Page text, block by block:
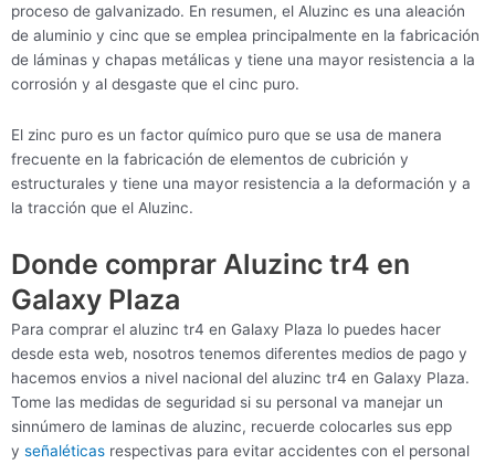
proceso de galvanizado. En resumen, el Aluzinc es una aleación
de aluminio y cinc que se emplea principalmente en la fabricación
de láminas y chapas metálicas y tiene una mayor resistencia a la
corrosión y al desgaste que el cinc puro.
El zinc puro es un factor químico puro que se usa de manera
frecuente en la fabricación de elementos de cubrición y
estructurales y tiene una mayor resistencia a la deformación y a
la tracción que el Aluzinc.
Donde comprar Aluzinc tr4 en
Galaxy Plaza
Para comprar el aluzinc tr4 en Galaxy Plaza lo puedes hacer
desde esta web, nosotros tenemos diferentes medios de pago y
hacemos envios a nivel nacional del aluzinc tr4 en Galaxy Plaza.
Tome las medidas de seguridad si su personal va manejar un
sinnúmero de laminas de aluzinc, recuerde colocarles sus epp
y señaléticas respectivas para evitar accidentes con el personal